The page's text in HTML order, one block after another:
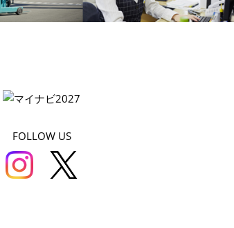
FOLLOW US